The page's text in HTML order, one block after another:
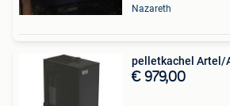
Nazareth
pelletkachel Artel/
€ 979,00